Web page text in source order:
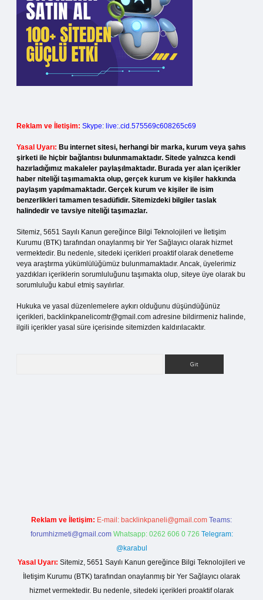
Reklam ve İletişim: Skype: live:.cid.575569c608265c69
Yasal Uyarı: Bu internet sitesi, herhangi bir marka, kurum veya şahıs
şirketi ile hiçbir bağlantısı bulunmamaktadır. Sitede yalnızca kendi
hazırladığımız makaleler paylaşılmaktadır. Burada yer alan içerikler
haber niteliği taşımamakta olup, gerçek kurum ve kişiler hakkında
paylaşım yapılmamaktadır. Gerçek kurum ve kişiler ile isim
benzerlikleri tamamen tesadüfidir. Sitemizdeki bilgiler taslak
halindedir ve tavsiye niteliği taşımazlar.
Sitemiz, 5651 Sayılı Kanun gereğince Bilgi Teknolojileri ve İletişim
Kurumu (BTK) tarafından onaylanmış bir Yer Sağlayıcı olarak hizmet
vermektedir. Bu nedenle, sitedeki içerikleri proaktif olarak denetleme
veya araştırma yükümlülüğümüz bulunmamaktadır. Ancak, üyelerimiz
yazdıkları içeriklerin sorumluluğunu taşımakta olup, siteye üye olarak bu
sorumluluğu kabul etmiş sayılırlar.
Hukuka ve yasal düzenlemelere aykırı olduğunu düşündüğünüz
içerikleri, backlinkpanelicomtr@gmail.com adresine bildirmeniz halinde,
ilgili içerikler yasal süre içerisinde sitemizden kaldırılacaktır.
Reklam ve İletişim: E-mail: backlinkpaneli@gmail.com Teams:
forumhizmeti@gmail.com Whatsapp: 0262 606 0 726 Telegram:
@karabul
Yasal Uyarı: Sitemiz, 5651 Sayılı Kanun gereğince Bilgi Teknolojileri ve
İletişim Kurumu (BTK) tarafından onaylanmış bir Yer Sağlayıcı olarak
hizmet vermektedir. Bu nedenle, sitedeki içerikleri proaktif olarak